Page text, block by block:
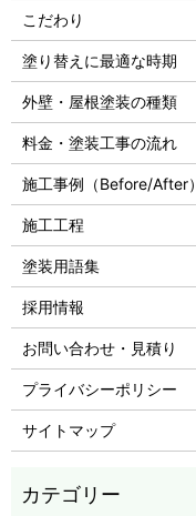
こだわり
塗り替えに最適な時期
外壁・屋根塗装の種類
料金・塗装工事の流れ
施工事例（Before/After）
施工工程
塗装用語集
採用情報
お問い合わせ・見積り
プライバシーポリシー
サイトマップ